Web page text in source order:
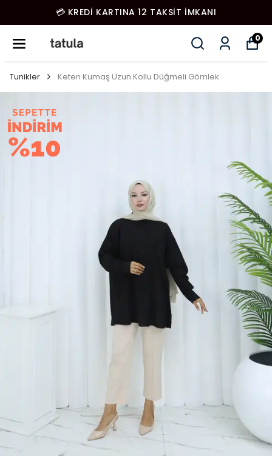
💳 KREDİ KARTINA 12 TAKSİT İMKANI
0
Tunikler Keten Kumaş Uzun Kollu Düğmeli Gömlek